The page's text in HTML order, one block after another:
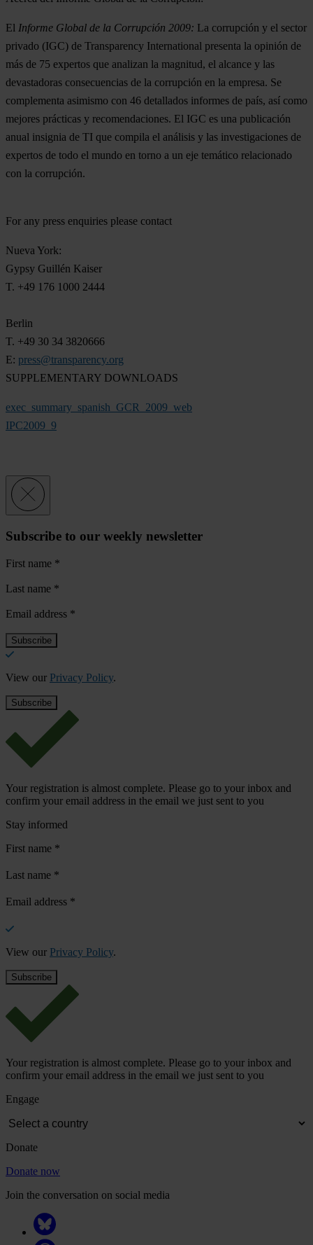
El Informe Global de la Corrupción 2009: La corrupción y el sector
privado (IGC) de Transparency International presenta la opinión de
más de 75 expertos que analizan la magnitud, el alcance y las
devastadoras consecuencias de la corrupción en la empresa. Se
complementa asimismo con 46 detallados informes de país, así como
mejores prácticas y recomendaciones. El IGC es una publicación
anual insignia de TI que compila el análisis y las investigaciones de
expertos de todo el mundo en torno a un eje temático relacionado
con la corrupción.
For any press enquiries please contact
Nueva York:
Gypsy Guillén Kaiser
T. +49 176 1000 2444
Berlin
T. +49 30 34 3820666
E: press@transparency.org
SUPPLEMENTARY DOWNLOADS
exec_summary_spanish_GCR_2009_web
IPC2009_9
Subscribe to our weekly newsletter
First name *
Last name *
Email address *
View our Privacy Policy.
Your registration is almost complete. Please go to your inbox and
confirm your email address in the email we just sent to you
Stay informed
First name *
Last name *
Email address *
View our Privacy Policy.
Your registration is almost complete. Please go to your inbox and
confirm your email address in the email we just sent to you
Engage
Donate
Donate now
Join the conversation on social media